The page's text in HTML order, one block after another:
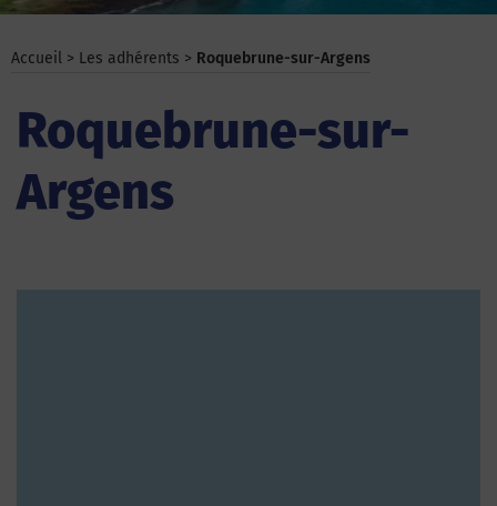
Accueil > Les adhérents > Roquebrune-sur-Argens
Roquebrune-sur-
Argens